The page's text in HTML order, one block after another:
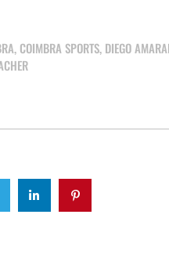
, COIMBRA SPORTS, DIEGO